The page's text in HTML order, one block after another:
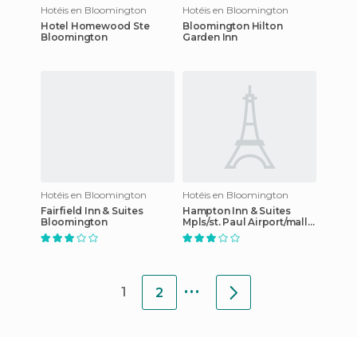
Hotéis en Bloomington
Hotel Homewood Ste
Bloomington
Hotéis en Bloomington
Bloomington Hilton
Garden Inn
Hotéis en Bloomington
Fairfield Inn & Suites
Bloomington
Hotéis en Bloomington
Hampton Inn & Suites
Mpls/st. Paul Airport/mall
Of America
1 2 ...